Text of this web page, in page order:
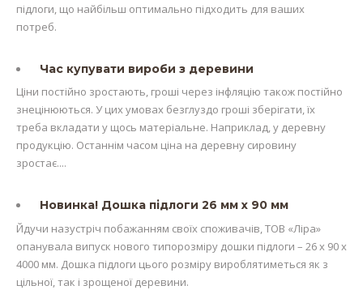
підлоги, що найбільш оптимально підходить для ваших
потреб.
Час купувати вироби з деревини
Ціни постійно зростають, гроші через інфляцію також постійно
знецінюються. У цих умовах безглуздо гроші зберігати, їх
треба вкладати у щось матеріальне. Наприклад, у деревну
продукцію. Останнім часом ціна на деревну сировину
зростає....
Новинка! Дошка підлоги 26 мм х 90 мм
Йдучи назустріч побажанням своїх споживачів, ТОВ «Ліра»
опанувала випуск нового типорозміру дошки підлоги – 26 х 90 х
4000 мм. Дошка підлоги цього розміру вироблятиметься як з
цільної, так і зрощеної деревини.